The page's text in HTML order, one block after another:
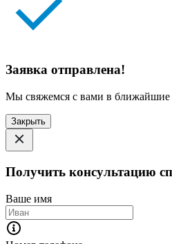
Заявка отправлена!
Мы свяжемся с вами в ближайшие
Закрыть
Получить консультацию
Ваше имя